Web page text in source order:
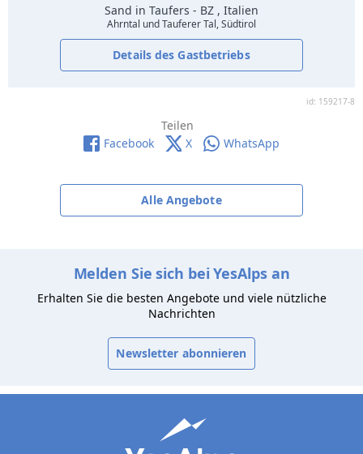
Sand in Taufers - BZ , Italien
Ahrntal und Tauferer Tal, Südtirol
Details des Gastbetriebs
id: 159217-8
Teilen
Facebook
X WhatsApp
Alle Angebote
Melden Sie sich bei YesAlps an
Erhalten Sie die besten Angebote und viele nützliche
Nachrichten
Newsletter abonnieren